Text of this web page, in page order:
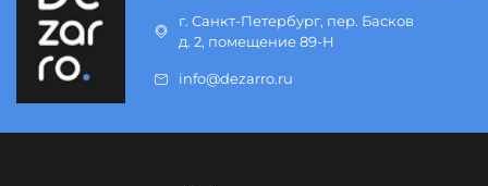
г. Санкт-Петербург, пер. Басков
д. 2, помещение 89-Н
info@dezarro.ru